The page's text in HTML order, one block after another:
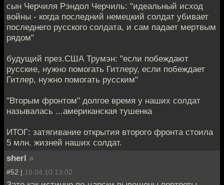
сын Черчиля Рэндол Черчиль: "идеальный исход
войны - когда последний немецкий солдат убивает
последнего русского солдата, и сам падает мертвым
рядом"
будущий през.США Трумэн: "если побеждают
русские, нужно помогать Гитлеру, если побеждает
Гитлер, нужно помогать русским"
"Вторым фронтом" долгое время у наших солдат
называлась ...американская тушенка
ИТОГ: затягивание открытия второго фронта стоила
5 млн. жизней наших солдат.
sherl »
#52 | 18.04.10 13:02